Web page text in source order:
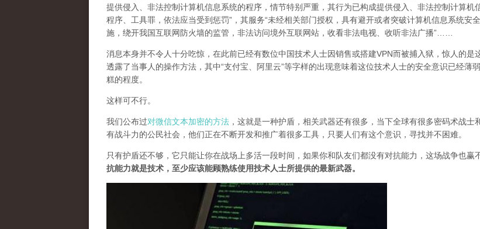
提供侵入、非法控制计算机信息系统的程序，情节特别严重，其行为已构成提供侵入、非法控制计算机
程序、工具罪，依法应当受到惩罚”，其服务“未经相关部门授权，具有避开或者突破计算机信息系统安
施，绕开我国互联网防火墙的监管，非法访问境外互联网站，收看非法电视、收听非法广播”……
消息本身并不令人十分吃惊，在此前已经有数位中国技术人士因销售或搭建VPN而被捕入狱，惊人的是
透露了当事人的操作方法，其中“支付宝、阿里云”等字样的出现意味着这位技术人士的安全意识已经薄
糕的程度。
这样可不行。
我们公布过对微信文本加密的方法 ，这就是一种护盾，相关武器还有很多，当下全球有很多密码术战士
有战斗力的公民社会，他们正在不断开发和推广着很多工具，只要人们有这个意识，寻找并不困难。
只有护盾还不够，它只能让你在战场上多活一段时间，如果你和队友们都没有对抗能力，这场战争也赢
抗能力就是技术，至少应该能顾熟练使用技术人士所提供的最新武器。